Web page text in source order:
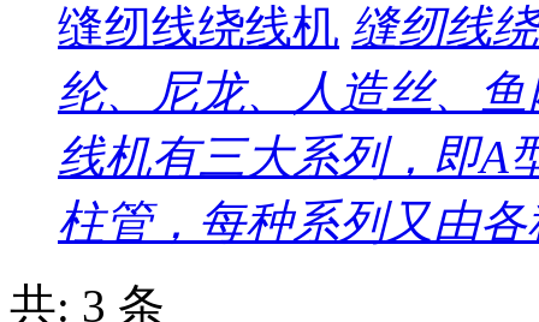
缝纫线绕线机 缝纫线
纶、尼龙、人造丝、
线机有三大系列，即A
柱管，每种系列又由
共: 3 条